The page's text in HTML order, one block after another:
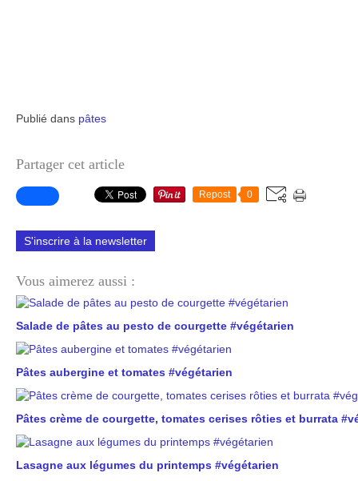
Publié dans pâtes
Partager cet article
Repost 0
S'inscrire à la newsletter
Vous aimerez aussi :
Salade de pâtes au pesto de courgette #végétarien
Pâtes aubergine et tomates #végétarien
Pâtes crème de courgette, tomates cerises rôties et burrata
Lasagne aux légumes du printemps #végétarien